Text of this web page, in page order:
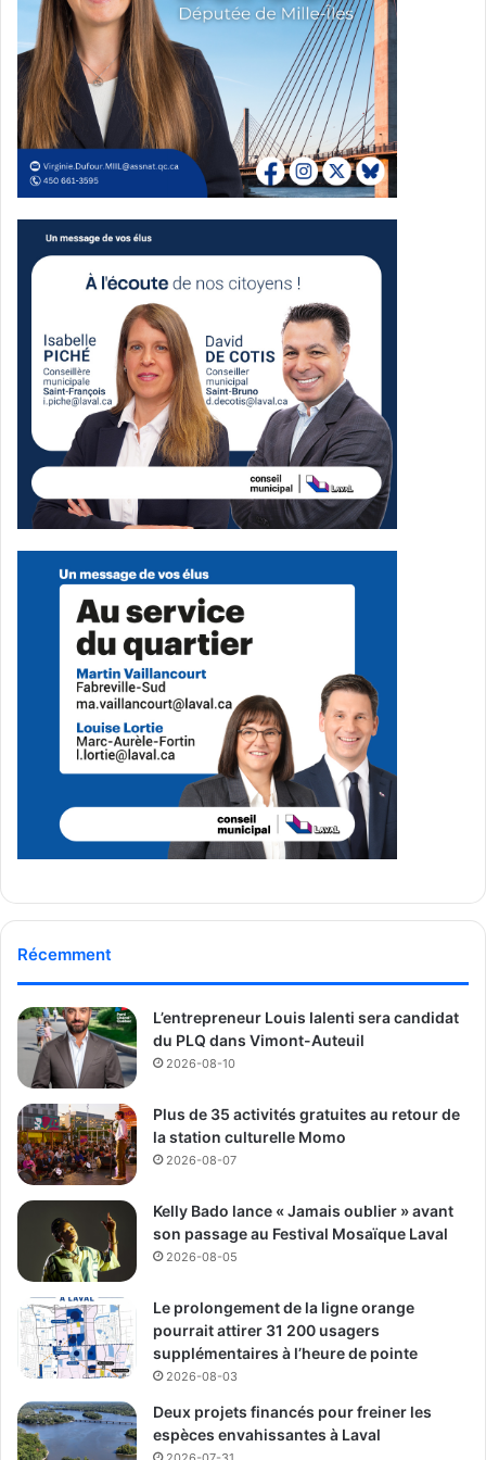
générale de la SAL (Source : SAL). La SAL rappelle qu’au
territoire lavallois, environ 9 000 personnes vivent
actuellement avec la maladie ou un trouble neurocognitif,
et qu’une croissance de 145 % est prévue d’ici 2050,
passant ainsi à environ 22 050 personnes. La nécessité
d’agir dès maintenant pour alléger ce futur fardeau est,
selon elle, plus que jamais d’actualité.
Dans le cadre de cette politique, le gouvernement prévoit
également d’allouer des ressources spécifiques pour la
formation continue des professionnels de la santé, la
création de centres spécialisés et l’adaptation des
infrastructures existantes. L’objectif est de garantir une
prise en charge optimale, en intégrant des pratiques
fondées sur l’approche humaniste qui respecte la dignité
et l’histoire de chaque personne touchée par la maladie.
Média Laval
See Full Bio
Publicité sponsorisée par la conseillère municipale de Saint-François et David
De Cotis, conseiller municipal de Saint-Bruno
Récemment
L’entrepreneur Louis Ialenti sera candidat
du PLQ dans Vimont-Auteuil
2026-08-10
Plus de 35 activités gratuites au retour de
la station culturelle Momo
2026-08-07
Kelly Bado lance « Jamais oublier » avant
son passage au Festival Mosaïque Laval
2026-08-05
Le prolongement de la ligne orange
pourrait attirer 31 200 usagers
supplémentaires à l’heure de pointe
2026-08-03
Deux projets financés pour freiner les
espèces envahissantes à Laval